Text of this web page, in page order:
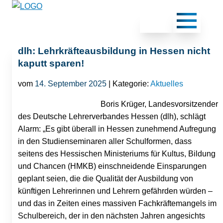
dlh: Lehrkräfteausbildung in Hessen nicht
kaputt sparen!
vom 14. September 2025 | Kategorie: Aktuelles
Boris Krüger, Landesvorsitzender
des Deutsche Lehrerverbandes Hessen (dlh), schlägt
Alarm: „Es gibt überall in Hessen zunehmend Aufregung
in den Studienseminaren aller Schulformen, dass
seitens des Hessischen Ministeriums für Kultus, Bildung
und Chancen (HMKB) einschneidende Einsparungen
geplant seien, die die Qualität der Ausbildung von
künftigen Lehrerinnen und Lehrern gefährden würden –
und das in Zeiten eines massiven Fachkräftemangels im
Schulbereich, der in den nächsten Jahren angesichts